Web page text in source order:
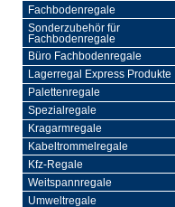
Fachbodenregale
Sonderzubehör für
Fachbodenregale
Büro Fachbodenregale
Lagerregal Express Produkte
Palettenregale
Spezialregale
Kragarmregale
Kabeltrommelregale
Kfz-Regale
Weitspannregale
Umweltregale